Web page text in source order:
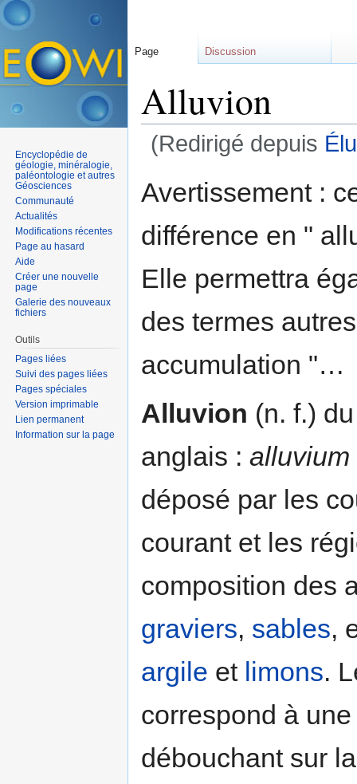
Alluvion
(Redirigé depuis
Avertissement :
différence en "
Elle permettra
des termes
accumulation "…
Alluvion (n. f.)
anglais : alluvium
déposé par les
courant et les
composition des
graviers, sables,
argile et limons.
correspond à
débouchant sur
Page Discussion
Encyclopédie de
géologie, minéralogie,
paléontologie et autres
Géosciences
Communauté
Actualités
Modifications récentes
Page au hasard
Aide
Créer une nouvelle
page
Galerie des nouveaux
fichiers
Outils
Pages liées
Suivi des pages liées
Pages spéciales
Version imprimable
Lien permanent
Information sur la page